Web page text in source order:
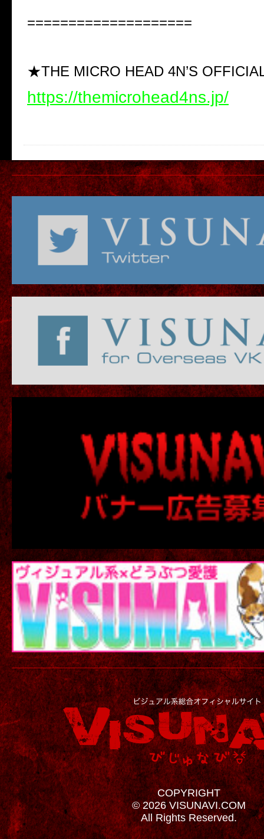
====================
★THE MICRO HEAD 4N’S
https://themicrohead4ns.jp/
COPYRIGHT
© 2026 VISUNAVI.COM
All Rights Reserved.